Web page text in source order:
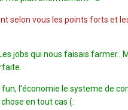
selon vous les points forts et
jobs qui nous faisais farmer..
fun, l'économie le systeme de
en tout cas (: